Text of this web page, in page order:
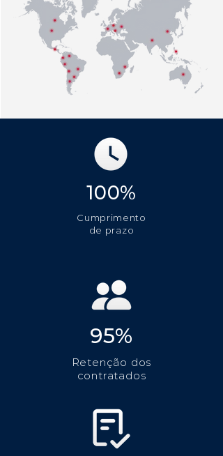
100%
Cumprimento
de prazo
95%
Retenção dos
contratados